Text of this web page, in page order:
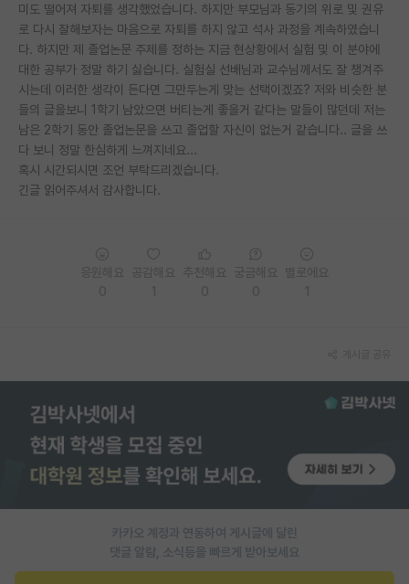
취업 게시판
임용 후기 게시판
PI 전용 게시판
인문사회 계열 게시판
특수/전문대학원 게시판
이벤트
반도체 아카데미
미도 떨어져 자퇴를 생각했었습니다. 하지만 부모님과 동기의 위로 및 권유
로 다시 잘해보자는 마음으로 자퇴를 하지 않고 석사 과정을 계속하였습니
다. 하지만 제 졸업논문 주제를 정하는 지금 현상황에서 실험 및 이 분야에
대한 공부가 정말 하기 싫습니다. 실험실 선배님과 교수님께서도 잘 챙겨주
시는데 이러한 생각이 든다면 그만두는게 맞는 선택이겠죠? 저와 비슷한 분
들의 글을보니 1학기 남았으면 버티는게 좋을거 같다는 말들이 많던데 저는
남은 2학기 동안 졸업논문을 쓰고 졸업할 자신이 없는거 같습니다.. 글을 쓰
다 보니 정말 한심하게 느껴지네요...
혹시 시간되시면 조언 부탁드리겠습니다.
긴글 읽어주셔서 감사합니다.
카카오 계정과 연동하여 게시글에 달린
댓글 알람, 소식등을 빠르게 받아보세요